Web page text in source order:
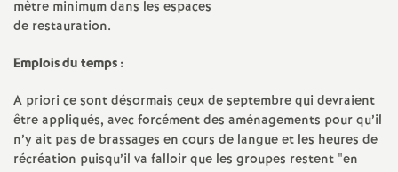
mètre minimum dans les espaces
de restauration.
Emplois du temps :
A priori ce sont désormais ceux de septembre qui devraient
être appliqués, avec forcément des aménagements pour qu’il
n’y ait pas de brassages en cours de langue et les heures de
récréation puisqu’il va falloir que les groupes restent "en